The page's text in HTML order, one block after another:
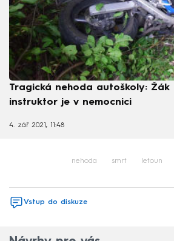
Tragická nehoda autoškoly: Žák
instruktor je v nemocnici
4. zář 2021, 11:48
nehoda smrt letoun
Vstup do diskuze